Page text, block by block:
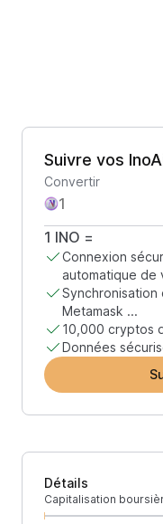
Suivre vos
Convertir
1 INO =
Connexion
automatique de
Synchronisation
Metamask ...
10,000 cryptos
Données
Détails
Capitalisation